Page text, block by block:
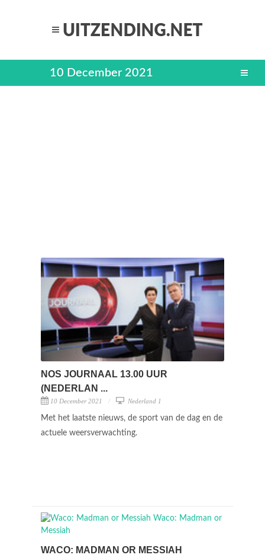
10 December 2021
NOS JOURNAAL 13.00 UUR
(NEDERLAN ...
10 December 2021 Nederland 1
Met het laatste nieuws, de sport van de dag en de
actuele weersverwachting.
WACO: MADMAN OR MESSIAH